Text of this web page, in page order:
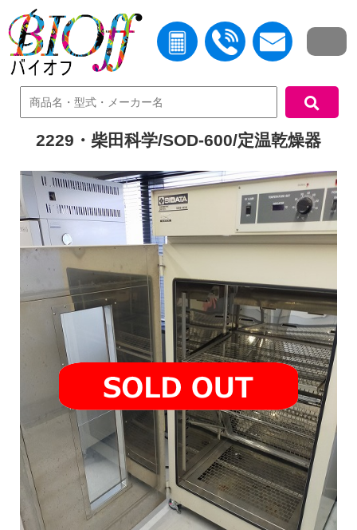
中古機器検索
2229・柴田科学/SOD-600/定温乾燥器